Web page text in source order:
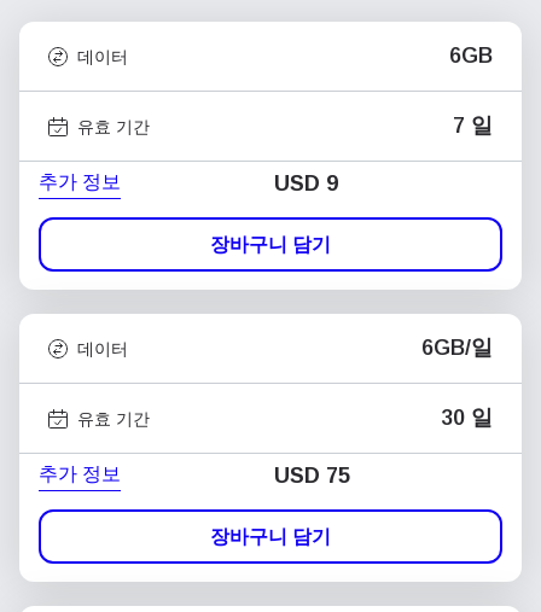
데이터 6GB
유효 기간 7 일
추가 정보 USD 9
장바구니 담기
데이터 6GB/일
유효 기간 30 일
추가 정보 USD 75
장바구니 담기